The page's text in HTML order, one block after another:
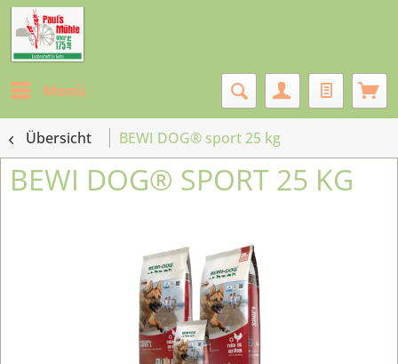
Menü
Übersicht BEWI DOG® sport 25 kg
BEWI DOG® SPORT 25 KG